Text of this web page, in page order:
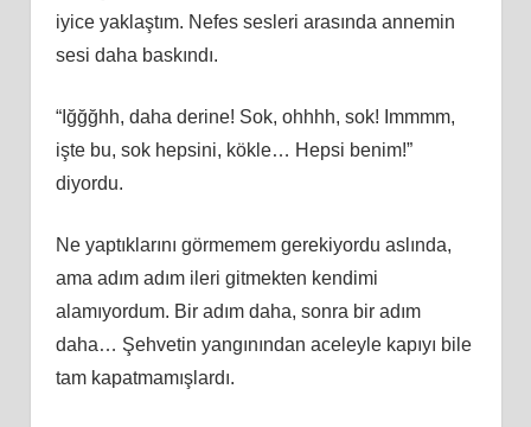
iyice yaklaştım. Nefes sesleri arasında annemin
sesi daha baskındı.
“Iğğğhh, daha derine! Sok, ohhhh, sok! Immmm,
işte bu, sok hepsini, kökle… Hepsi benim!”
diyordu.
Ne yaptıklarını görmemem gerekiyordu aslında,
ama adım adım ileri gitmekten kendimi
alamıyordum. Bir adım daha, sonra bir adım
daha… Şehvetin yangınından aceleyle kapıyı bile
tam kapatmamışlardı.